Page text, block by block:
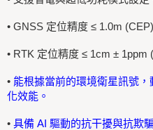
• GNSS 定位精度 ≤ 1.0m (CEP)
• RTK 定位精度 ≤ 1cm ± 1ppm
• 能根據當前的環境衛星訊號
化效能。
• 具備 AI 驅動的抗干擾與抗欺